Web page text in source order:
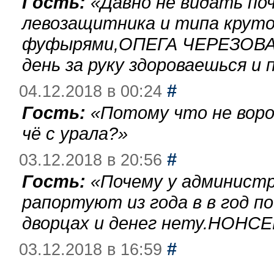
левозащитника и типа
фуфырями,ОПЕГА
день за руку здороваешься
04.12.2018 в 00:24 #
Гость: «Потому что не
чё с урала?»
03.12.2018 в 20:56 #
Гость: «Почему у
рапортуют из года в в год
дворцах и денег
03.12.2018 в 16:59 #